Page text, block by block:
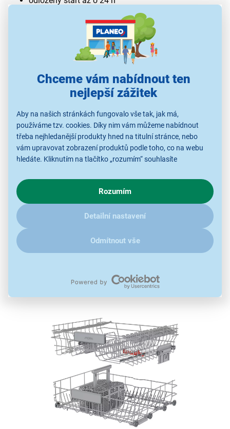
Chceme vám nabídnout ten
nejlepší zážitek
Aby na našich stránkách fungovalo vše tak, jak má,
používáme tzv. cookies. Díky nim vám můžeme nabídnout
třeba nejhledanější produkty hned na titulní stránce, nebo
vám upravovat zobrazení produktů podle toho, co na webu
hledáte. Kliknutím na tlačítko „rozumím“ souhlasíte
chování na webu pro zobrazení cílených reklam. Pokud vás
zajímají detaily, jak u nás s cookies a dalšími údaji pracujeme,
kliknětesem.
Rozumím
Detailní nastavení
Odmítnout vše
Spolehlivý a tichý pomocník
S plně integrovanouvestavnou myčkouMora IM 6434
spadající do třídy
energetické účinnosti D
již nemusíte
trávit dlouhé chvíle mytím nádobí a můžete využít čas
pro svou rodinu a přátele. Je vyrobena v šířce 60 cm a
hodí se do větších rodin, protože pojme až
nádobí
a poradí si i s objemnými kusy. Dva mycí koše
s pohyblivými prvky usnadňují organizaci a spotřebič
domácnosti. Těšit se můžete i nafunkci Tablety 3v1